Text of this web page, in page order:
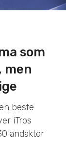
som
men
beste
iTros
andakter